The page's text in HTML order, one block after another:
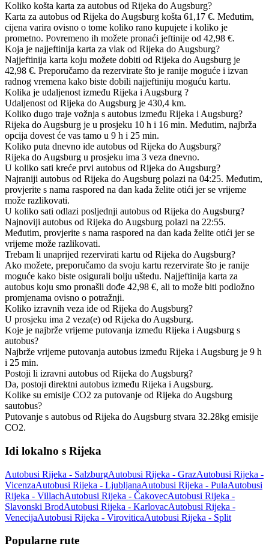
Koliko košta karta za autobus od Rijeka do Augsburg?
Karta za autobus od Rijeka do Augsburg košta 61,17 €. Međutim,
cijena varira ovisno o tome koliko rano kupujete i koliko je
prometno. Povremeno ih možete pronaći jeftinije od 42,98 €.
Koja je najjeftinija karta za vlak od Rijeka do Augsburg?
Najjeftinija karta koju možete dobiti od Rijeka do Augsburg je
42,98 €. Preporučamo da rezervirate što je ranije moguće i izvan
radnog vremena kako biste dobili najjeftiniju moguću kartu.
Kolika je udaljenost između Rijeka i Augsburg ?
Udaljenost od Rijeka do Augsburg je 430,4 km.
Koliko dugo traje vožnja s autobus između Rijeka i Augsburg?
Rijeka do Augsburg je u prosjeku 10 h i 16 min. Međutim, najbrža
opcija dovest će vas tamo u 9 h i 25 min.
Koliko puta dnevno ide autobus od Rijeka do Augsburg?
Rijeka do Augsburg u prosjeku ima 3 veza dnevno.
U koliko sati kreće prvi autobus od Rijeka do Augsburg?
Najraniji autobus od Rijeka do Augsburg polazi na 04:25. Međutim,
provjerite s nama raspored na dan kada želite otići jer se vrijeme
može razlikovati.
U koliko sati odlazi posljednji autobus od Rijeka do Augsburg?
Najnoviji autobus od Rijeka do Augsburg polazi na 22:55.
Međutim, provjerite s nama raspored na dan kada želite otići jer se
vrijeme može razlikovati.
Trebam li unaprijed rezervirati kartu od Rijeka do Augsburg?
Ako možete, preporučamo da svoju kartu rezervirate što je ranije
moguće kako biste osigurali bolju uštedu. Najjeftinija karta za
autobus koju smo pronašli dođe 42,98 €, ali to može biti podložno
promjenama ovisno o potražnji.
Koliko izravnih veza ide od Rijeka do Augsburg?
U prosjeku ima 2 veza(e) od Rijeka do Augsburg.
Koje je najbrže vrijeme putovanja između Rijeka i Augsburg s
autobus?
Najbrže vrijeme putovanja autobus između Rijeka i Augsburg je 9 h
i 25 min.
Postoji li izravni autobus od Rijeka do Augsburg?
Da, postoji direktni autobus između Rijeka i Augsburg.
Kolike su emisije CO2 za putovanje od Rijeka do Augsburg
sautobus?
Putovanje s autobus od Rijeka do Augsburg stvara 32.28kg emisije
CO2.
Idi lokalno s Rijeka
Autobusi Rijeka - SalzburgAutobusi Rijeka - GrazAutobusi Rijeka -
VicenzaAutobusi Rijeka - LjubljanaAutobusi Rijeka - PulaAutobusi
Rijeka - VillachAutobusi Rijeka - ČakovecAutobusi Rijeka -
Slavonski BrodAutobusi Rijeka - KarlovacAutobusi Rijeka -
VenecijaAutobusi Rijeka - ViroviticaAutobusi Rijeka - Split
Popularne rute